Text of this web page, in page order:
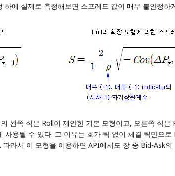
에 실제로 측정해보면 스프레드 값이 매우 불안정하
왼쪽 식은 Roll이 제안한 기본 모형이고, 오른쪽 식
용될 수 있다. 그 이유는 호가 틱 없이 체결 틱만으
라서 이 모형을 이용하면 API에서도 장 중 Bid-Ask